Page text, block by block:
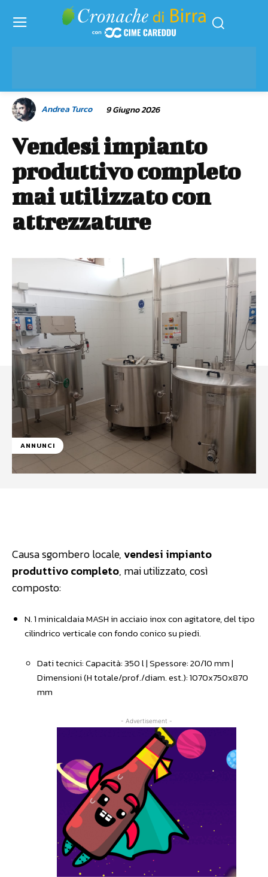
Andrea Turco 9 Giugno 2026
Vendesi impianto
produttivo completo
mai utilizzato con
attrezzature
ANNUNCI
Causa sgombero locale,vendesi impianto
produttivo completo, mai utilizzato, così
composto:
N. 1 minicaldaia MASH in acciaio inox con agitatore, del tipo
cilindrico verticale con fondo conico su piedi.
Dati tecnici: Capacità: 350 l | Spessore: 20/10 mm |
Dimensioni (H totale/prof./diam. est.): 1070x750x870
mm
- Advertisement -